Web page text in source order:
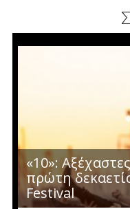
«10»:
πρώτη
Festival